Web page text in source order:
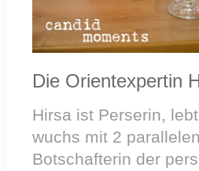
Die Orientexpertin
Hirsa ist Perserin,
wuchs mit 2
Botschafterin der